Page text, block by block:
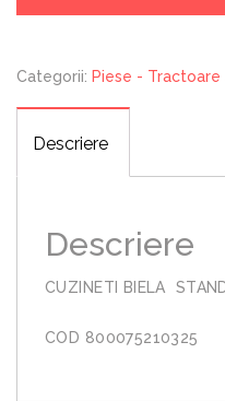
2T75
Categorii: Piese - Tractoare
Descriere
Descriere
CUZINETI BIELA
COD 800075210325